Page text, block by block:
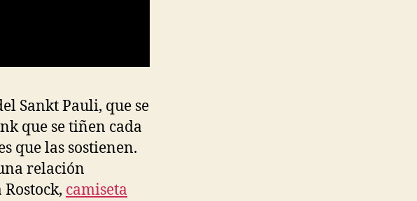
Sankt Pauli, que se
que se tiñen cada
que las sostienen.
relación
camiseta